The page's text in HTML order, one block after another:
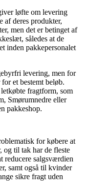
løfte om levering
af deres produkter,
men det er betinget af
således at de
inden pakkepersonalet
levering, men for
et bestemt beløb.
fragtform, som
Smørumnedre eller
pakkeshop.
for købere at
og til tak har de fleste
reducere salgsværdien
samt også til kvinder
sikre fragt uden